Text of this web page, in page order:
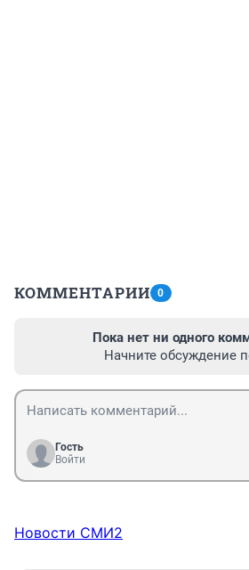
КОММЕНТАРИИ 0
Пока нет ни одного
Начните обсуждение
Гость
Войти
Новости СМИ2